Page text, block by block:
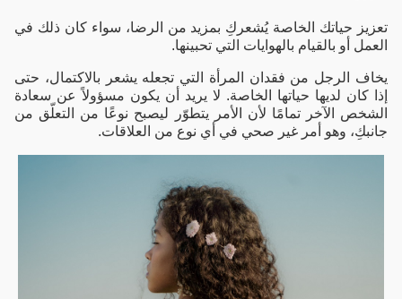
تعزيز حياتك الخاصة يُشعركِ بمزيد من الرضا، سواء كان ذلك في
العمل أو بالقيام بالهوايات التي تحبينها.
يخاف الرجل من فقدان المرأة التي تجعله يشعر بالاكتمال، حتى
إذا كان لديها حياتها الخاصة. لا يريد أن يكون مسؤولاً عن سعادة
الشخص الآخر تمامًا لأن الأمر يتطوّر ليصبح نوعًا من التعلّق من
جانبكِ، وهو أمر غير صحي في أي نوع من العلاقات.